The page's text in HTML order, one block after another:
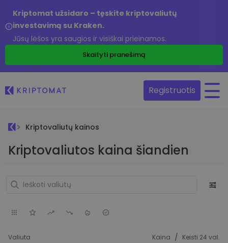
Kriptomat užsidaro – tęskite kriptovaliutų
investavimą su Kraken.
Jūsų lėšos yra saugios ir visiškai prieinamos.
Skaityti pranešimą
Registruotis
Kriptovaliutų kainos
Kriptovaliutos kaina šiandien
Valiuta Kaina / Keisti 24 val.